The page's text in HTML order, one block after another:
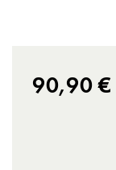
90,90 €